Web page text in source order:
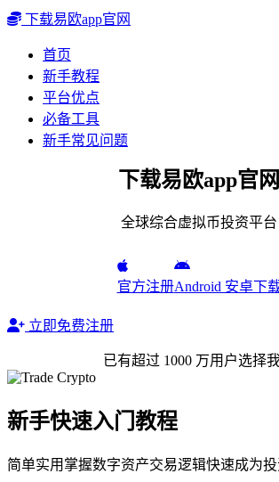
下载易欧app官网
首页
新手教程
平台优点
必备工具
新手常见问题
下载易欧app官网
全球综合虚拟币投资平台
官方注册Android 安卓下
立即免费注册
已有超过 1000 万用户选择我
新手快速入门教程
简单实用掌握数字资产交易逻辑快速成为投